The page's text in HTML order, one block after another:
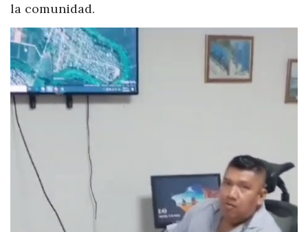
la comunidad.